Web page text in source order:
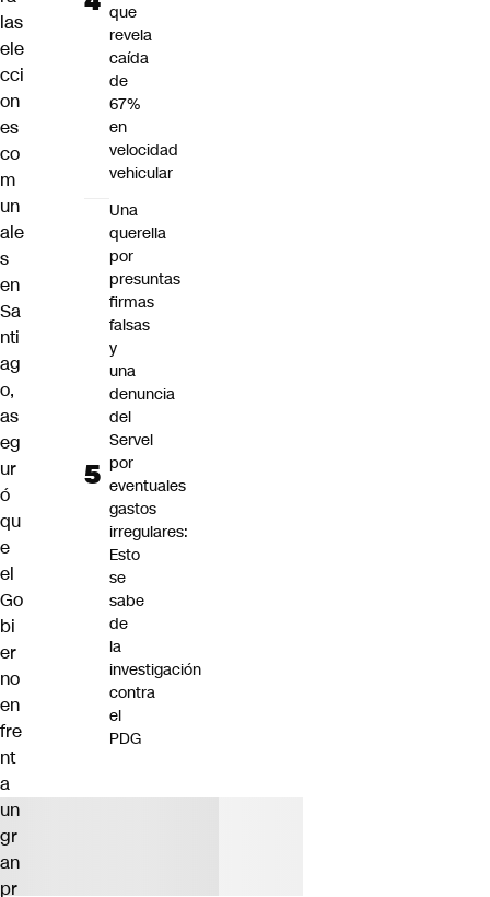
las
ele
cci
on
es
co
m
un
ale
s
en
Sa
nti
ag
o,
as
eg
ur
ó
qu
e
el
Go
bi
er
no
en
fre
nt
a
un
gr
an
pr
que
revela
caída
de
67%
en
velocidad
vehicular
Una
querella
por
presuntas
firmas
falsas
y
una
denuncia
del
Servel
por
eventuales
gastos
irregulares:
Esto
se
sabe
de
la
investigación
contra
el
PDG